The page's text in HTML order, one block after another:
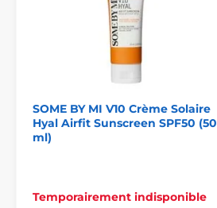
SOME BY MI V10 Crème Solaire
Hyal Airfit Sunscreen SPF50 (50
ml)
Temporairement indisponible